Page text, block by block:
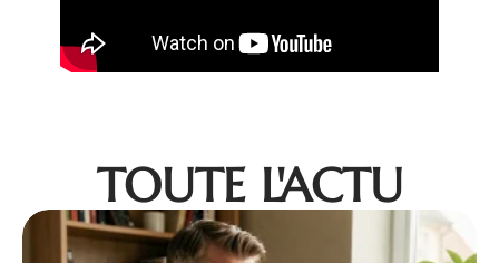
TOUTE L'ACTU